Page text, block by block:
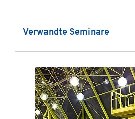
Produktgalerie überspringen
Verwandte Seminare